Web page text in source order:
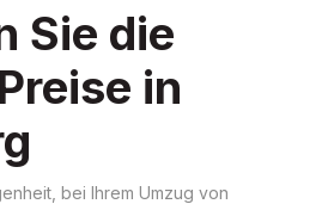
Sie die
in
bei Ihrem Umzug von